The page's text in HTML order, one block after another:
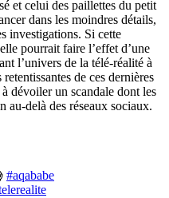
et celui des paillettes du petit
dans les moindres détails,
investigations. Si cette
pourrait faire l’effet d’une
l’univers de la télé-réalité à
de ces dernières
dévoiler un scandale dont les
au-delà des réseaux sociaux.
#aqababe